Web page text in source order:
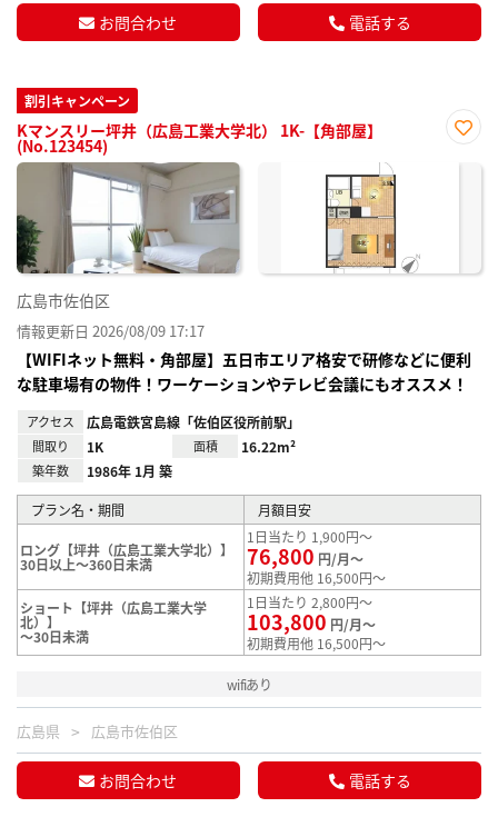
お問合わせ 電話する
割引キャンペーン
Kマンスリー坪井（広島工業大学北） 1K-【角部屋】
(No.123454)
に入
広島市佐伯区
情報更新日 2026/08/09 17:17
【WIFIネット無料・角部屋】五日市エリア格安で研修などに便利
な駐車場有の物件！ワーケーションやテレビ会議にもオススメ！
アクセス 広島電鉄宮島線「佐伯区役所前駅」
間取り 1K 面積 16.22m²
築年数 1986年 1月 築
プラン名・期間 月額目安
ロング【坪井（広島工業大学北）】
30日以上～360日未満
1日当たり 1,900円～
76,800 円/月～
初期費用他 16,500円～
ショート【坪井（広島工業大学
北）】
～30日未満
1日当たり 2,800円～
103,800 円/月～
初期費用他 16,500円～
wifiあり
広島県 広島市佐伯区
お問合わせ 電話する